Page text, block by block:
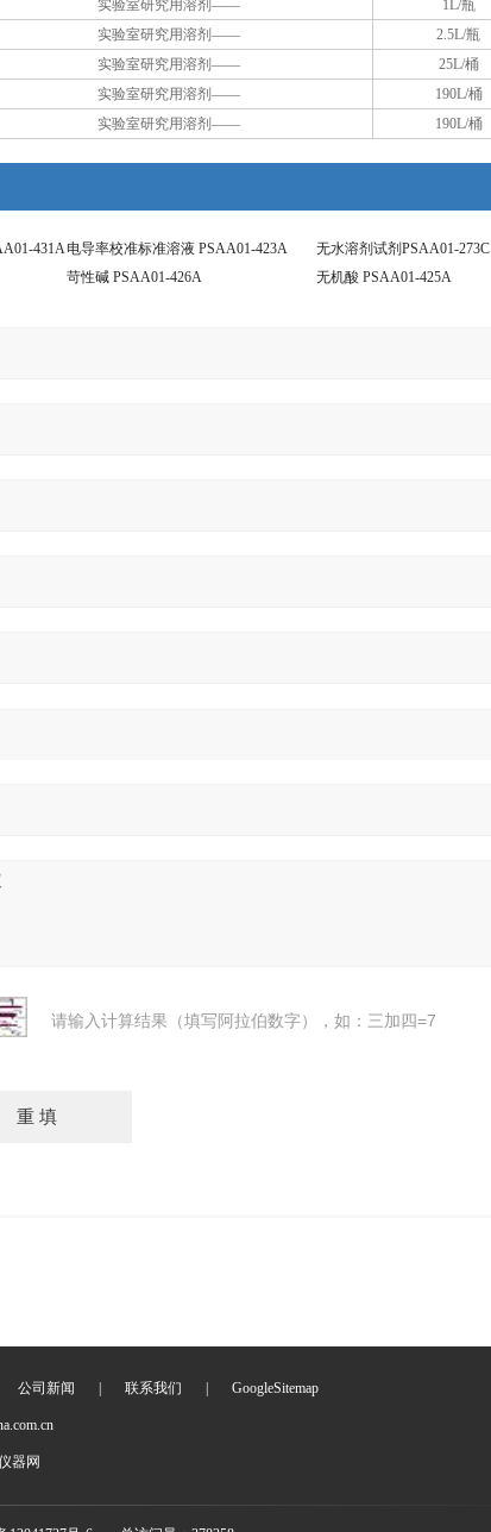
实验室研究用溶剂——
1L/瓶
实验室研究用溶剂——
2.5L/瓶
实验室研究用溶剂——
25L/桶
实验室研究用溶剂——
190L/桶
实验室研究用溶剂—— 190L/桶
431A电导率校准标准溶液 PSAA01-423A
无水溶剂试剂PSAA01-273C
苛性碱 PSAA01-426A 无机酸 PSAA01-425A
请输入计算结果（填写阿拉伯数字），如：三加四=7
公司新闻 联系我们 GoogleSitemap
器网